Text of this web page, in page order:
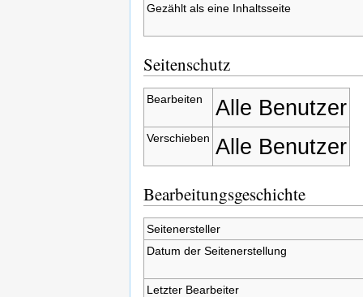
Gezählt als eine Inhaltsseite
Seitenschutz
Bearbeiten Alle Benutzer
Verschieben Alle Benutzer
Bearbeitungsgeschichte
Seitenersteller
Datum der Seitenerstellung
Letzter Bearbeiter